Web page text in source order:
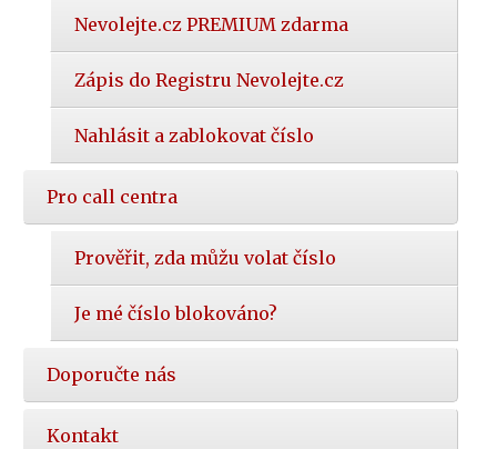
Nevolejte.cz PREMIUM zdarma
Zápis do Registru Nevolejte.cz
Nahlásit a zablokovat číslo
Pro call centra
Prověřit, zda můžu volat číslo
Je mé číslo blokováno?
Doporučte nás
Kontakt